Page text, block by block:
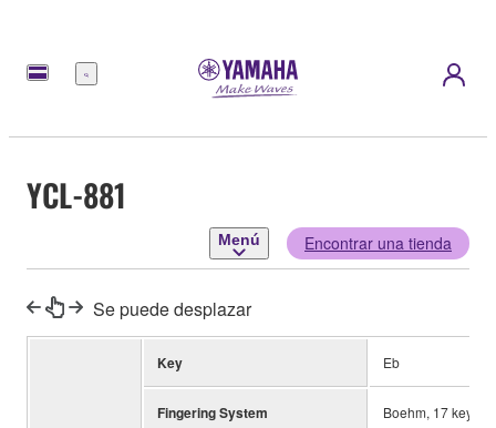
Menú
YCL-881
Menú Encontrar una tienda
Se puede desplazar
Key Eb
Fingering System Boehm, 17 keys,